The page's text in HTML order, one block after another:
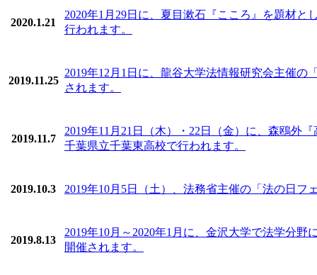
2020.1.21
2020年1月29日に、夏目漱石『こころ』を題材
行われます。
2019.11.25
2019年12月1日に、龍谷大学法情報研究会主催
されます。
2019.11.7
2019年11月21日（木）・22日（金）に、森鴎外
千葉県立千葉東高校で行われます。
2019.10.3 2019年10月5日（土）、法務省主催の「法の日フ
2019.8.13
2019年10月～2020年1月に、金沢大学で法学分
開催されます。